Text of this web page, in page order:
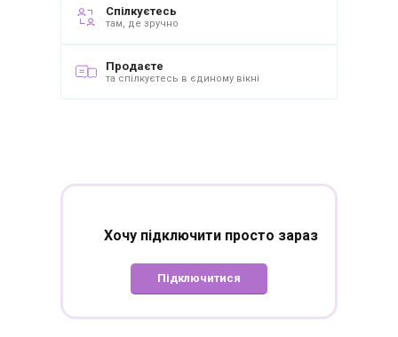
Спілкуєтесь
там, де зручно
Продаєте
та спілкуєтесь в єдиному вікні
Хочу підключити просто зараз
Підключитися